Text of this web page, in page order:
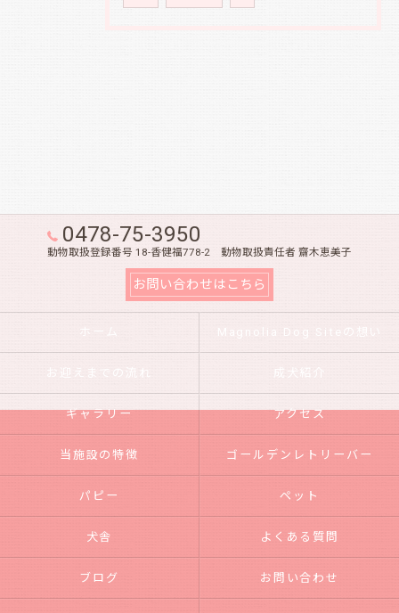
0478-75-3950
動物取扱登録番号 18-香健福778-2 動物取扱責任者 齋木恵美子
お問い合わせはこちら
ホーム Magnolia Dog Siteの想い
お迎えまでの流れ 成犬紹介
ギャラリー アクセス
当施設の特徴 ゴールデンレトリーバー
パピー ペット
犬舎 よくある質問
ブログ お問い合わせ